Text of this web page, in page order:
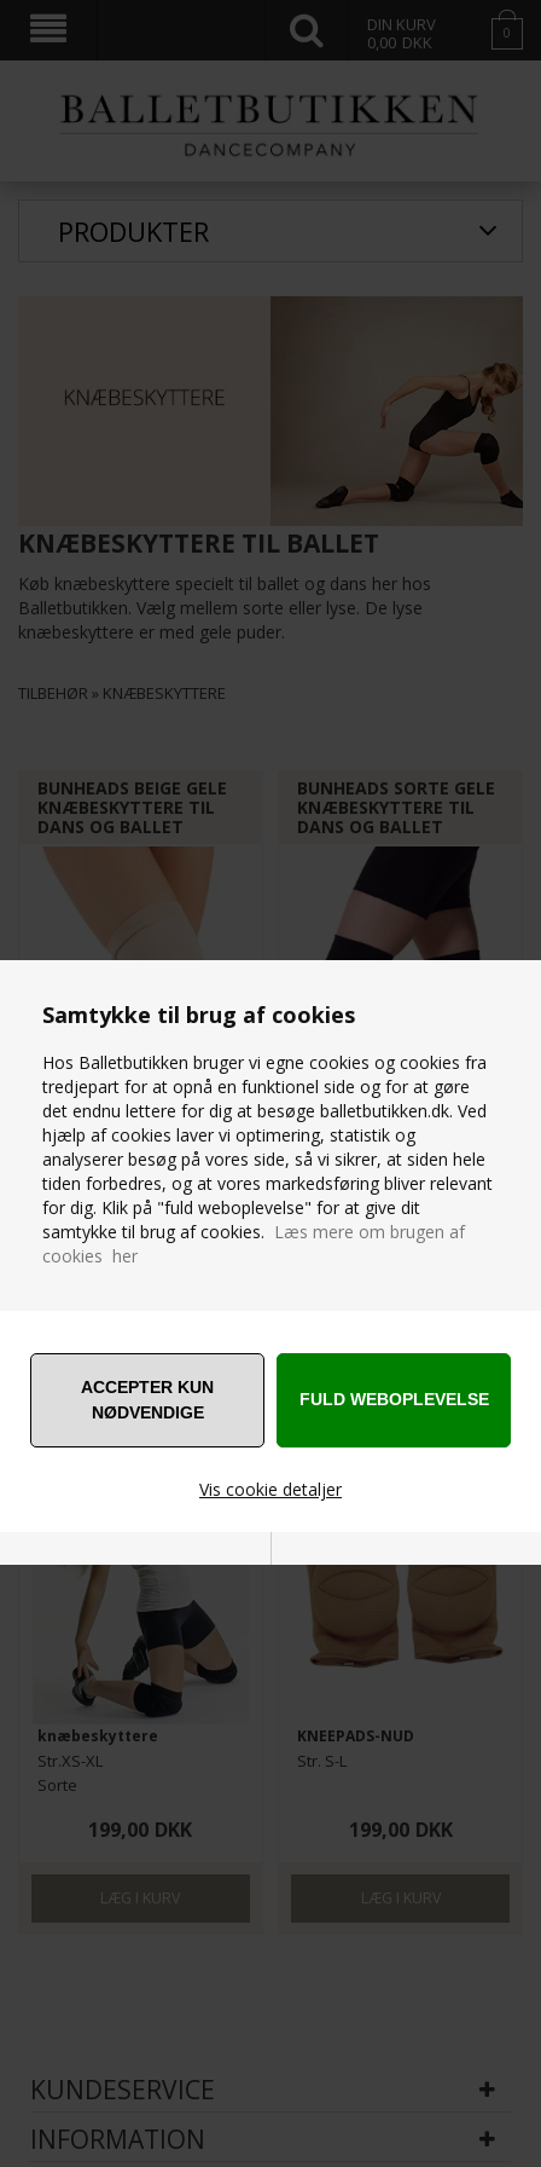
Samtykke til brug af cookies
Hos Balletbutikken bruger vi egne cookies og cookies fra
tredjepart for at opnå en funktionel side og for at gøre
det endnu lettere for dig at besøge balletbutikken.dk. Ved
hjælp af cookies laver vi optimering, statistik og
analyserer besøg på vores side, så vi sikrer, at siden hele
tiden forbedres, og at vores markedsføring bliver relevant
for dig. Klik på "fuld weboplevelse" for at give dit
samtykke til brug af cookies. Læs mere om brugen af
cookies her
Vis cookie detaljer
Nødvendige Markedsføring
Funktionelle Statistiske
DIN KURV
0,00 DKK 0
PRODUKTER
KNÆBESKYTTERE TIL BALLET
Køb knæbeskyttere specielt til ballet og dans her hos
Balletbutikken. Vælg mellem sorte eller lyse. De lyse
knæbeskyttere er med gele puder.
TILBEHØR » KNÆBESKYTTERE
BUNHEADS BEIGE GELE
KNÆBESKYTTERE TIL
DANS OG BALLET
BH1650-1651
Str.S-L
Til Ballet og dans
479,00 DKK
BUNHEADS SORTE GELE
KNÆBESKYTTERE TIL
DANS OG BALLET
BH1652-BLK
Str.S-L
Til Ballet og dans
479,00 DKK
KNEEPADS TIL
MODERNE DANS
knæbeskyttere
Str.XS-XL
Sorte
199,00 DKK
KNEEPADS TIL
MODERNE DANS - NUDE
KNEEPADS-NUD
Str. S-L
199,00 DKK
KUNDESERVICE
INFORMATION